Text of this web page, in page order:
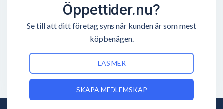
Öppettider.nu?
Se till att ditt företag syns när kunden är som mest
köpbenägen.
LÄS MER
SKAPA MEDLEMSKAP